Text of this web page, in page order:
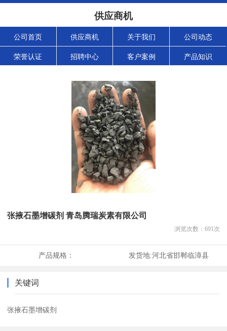
供应商机
公司首页 供应商机 关于我们 公司动态
荣誉认证 招聘中心 客户案例 产品知识
张掖石墨增碳剂 青岛腾瑞炭素有限公司
浏览次数： 691次
产品规格： 发货地:河北省邯郸临漳县
关键词
张掖石墨增碳剂